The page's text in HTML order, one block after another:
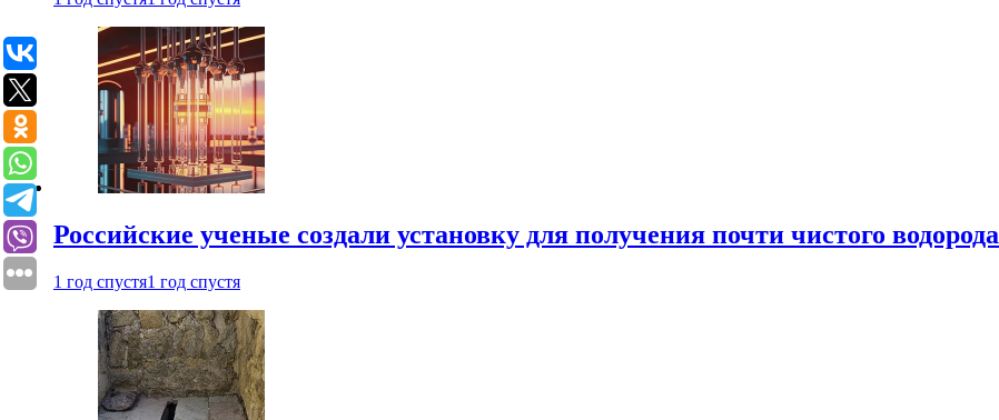
Российские ученые создали установку для получения почти чистого водорода
1 год спустя1 год спустя